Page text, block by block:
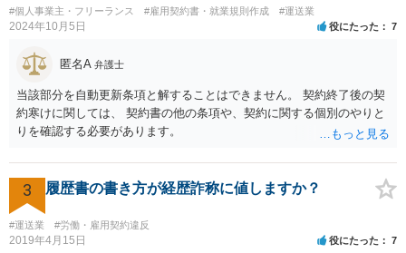
ことはできません。また，住宅や店舗を借りる際，保証会社の審査も
通らなくなるため，保証人を立てて契約する必要がある場合がありま
す。 ・ご家族名義の財産を処分する必要はありません。 ・個人再生・
破産ともに，返済が困難な状況に陥っている以上，事業継続は難しい
場合が多いです。もっとも，手続き終了後，新たに事業を行うことは
できます。 ・個人再生・破産ともに，裁判所で手続きを進める際に官
報に掲載されます。そのため，第三者に知られる可能性はゼロではあ
りませんが，官報をチェックしている人はほとんどいないと思われる
ため，知られる可能性は低いと思います。なお，戸籍などに載るので
はないかと心配される方がおられますが，そのようなことはありませ
ん。 ＜個人再生のデメリット＞ ・借金が減額されるとはいえ，３年～
５年間は返済を継続する必要がある。 ・所有している財産の価値が大
きい場合，借金が減らない場合がある。 ＜自己破産のデメリット＞ ・
#個人事業主・フリーランス #雇用契約書・就業規則作成 #運送業
2024年10月5日 役にたった 7
匿名A 弁護士
当該部分を自動更新条項と解することはできません。 契約終了後の契
約寒けに関しては、 契約書の他の条項や、契約に関する個別のやりと
りを確認する必要があります。
3 履歴書の書き方が経歴詐称に値しますか？
#運送業 #労働・雇用契約違反
2019年4月15日 役にたった 7